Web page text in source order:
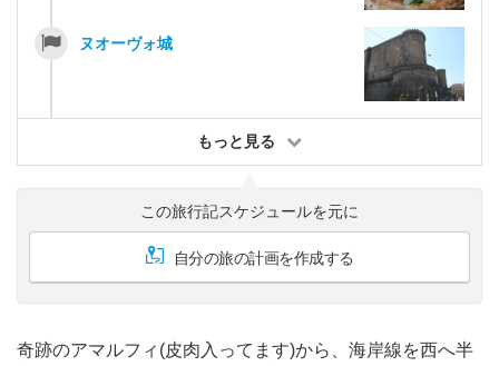
ヌオーヴォ城
もっと見る
この旅行記スケジュールを元に
自分の旅の計画を作成する
奇跡のアマルフィ(皮肉入ってます)から、海岸線を西へ半